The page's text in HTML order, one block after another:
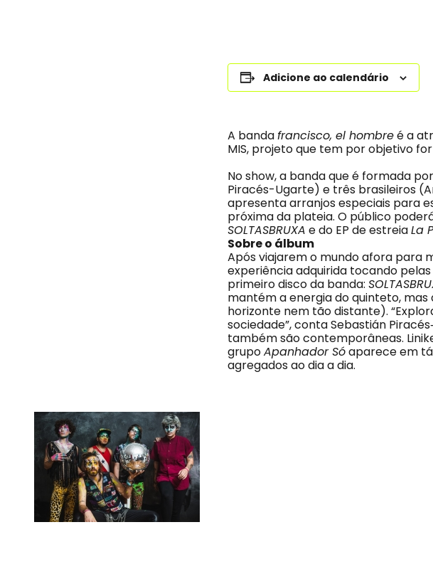
Adicione ao calendário
A bandafrancisco, el hombreé a
MIS, projeto que tem por objetivo
No show, a banda que é formada
Piracés-Ugarte) e três brasileiros
apresenta arranjos especiais para
próxima da plateia. O público
SOLTASBRUXA e do EP de estreiaLa
Sobre o álbum
Após viajarem o mundo afora para
experiência adquirida tocando
primeiro disco da banda:
mantém a energia do quinteto,
horizonte nem tão distante).
sociedade”, conta Sebastián
também são contemporâneas.
grupoApanhador Sóaparece em
agregados ao dia a dia.